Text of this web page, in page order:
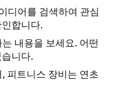
디어를 검색하여 관심
합니다.
내용을 보세요. 어떤
니다.
피트니스 장비는 연초